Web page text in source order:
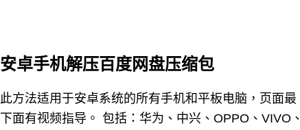
安卓手机解压百度网盘压缩包
此方法适用于安卓系统的所有手机和平板电脑，页面最
下面有视频指导。 包括：华为、中兴、OPPO、VIVO、